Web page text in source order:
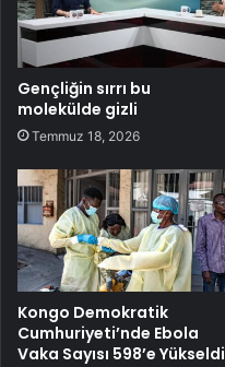
Gençliğin sırrı bu
molekülde gizli
Temmuz 18, 2026
Kongo Demokratik
Cumhuriyeti’nde Ebola
Vaka Sayısı 598’e Yükseldi